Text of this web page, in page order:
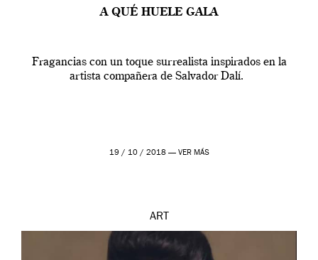
A QUÉ HUELE GALA
Fragancias con un toque surrealista inspirados en la
artista compañera de Salvador Dalí.
19 / 10 / 2018 — VER MÁS
ART